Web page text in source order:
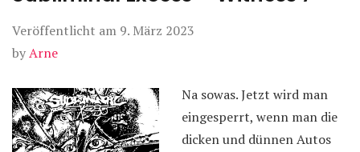
Veröffentlicht am 9. März 2023
byArne
Na sowas. Jetzt wird man
eingesperrt, wenn man die
dicken und dünnen Autos